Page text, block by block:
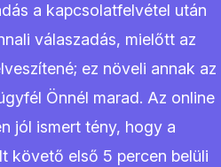
a kapcsolatfelvétel után
válaszadás, mielőtt az
ez növeli annak az
Önnél marad. Az online
jól ismert tény, hogy a
követő első 5 percen belüli